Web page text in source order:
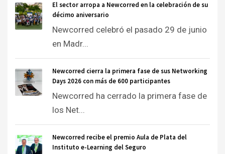
El sector arropa a Newcorred en la celebración de su
décimo aniversario
Newcorred celebró el pasado 29 de junio
en Madr...
Newcorred cierra la primera fase de sus Networking
Days 2026 con más de 600 participantes
Newcorred ha cerrado la primera fase de
los Net...
Newcorred recibe el premio Aula de Plata del
Instituto e-Learning del Seguro